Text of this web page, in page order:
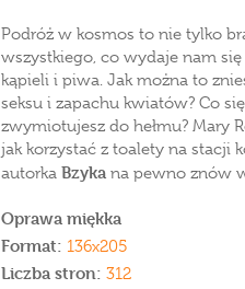
Podróż w kosmos to nie tylko
wszystkiego, co wydaje nam
kąpieli i piwa. Jak można to
seksu i zapachu kwiatów? Co
zwymiotujesz do hełmu? Mary
jak korzystać z toalety na stacji
autorka Bzyka na pewno znów
Oprawa miękka
Format: 136x205
Liczba stron: 312